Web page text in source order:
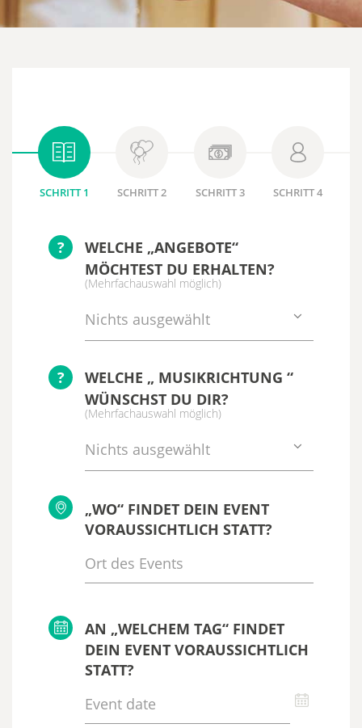
SCHRITT 1 SCHRITT 2 SCHRITT 3 SCHRITT 4
?
WELCHE „ANGEBOTE“
MÖCHTEST DU ERHALTEN?
(Mehrfachauswahl möglich)
Nichts ausgewählt
?
WELCHE „ MUSIKRICHTUNG “
WÜNSCHST DU DIR?
(Mehrfachauswahl möglich)
Nichts ausgewählt
„WO“ FINDET DEIN EVENT
VORAUSSICHTLICH STATT?
AN „WELCHEM TAG“ FINDET
DEIN EVENT VORAUSSICHTLICH
STATT?